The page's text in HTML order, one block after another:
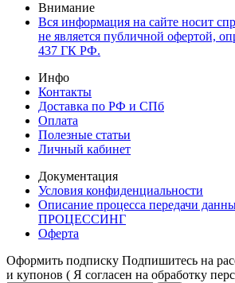
Внимание
Вся информация на сайте носит
не является публичной офертой,
437 ГК РФ.
Инфо
Контакты
Доставка по РФ и СПб
Оплата
Полезные статьи
Личный кабинет
Документация
Условия конфиденциальности
Описание процесса передачи
ПРОЦЕССИНГ
Оферта
Оформить подписку Подпишитесь на
и купонов ( Я согласен на обработку